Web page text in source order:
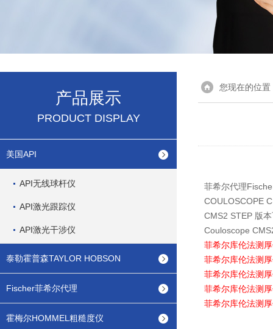
产品展示
PRODUCT DISPLAY
美国API
API无线球杆仪
API激光跟踪仪
API激光干涉仪
泰勒霍普森TAYLOR HOBSON
Fischer菲希尔代理
霍梅尔HOMMEL粗糙度仪
您现在的位置
菲希尔代理
COULOSCOPE
CMS2 STEP 版
Couloscope
菲希尔库伦法测
菲希尔库伦法测
菲希尔库伦法测
菲希尔库伦法测
菲希尔库伦法测